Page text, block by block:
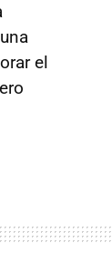
el